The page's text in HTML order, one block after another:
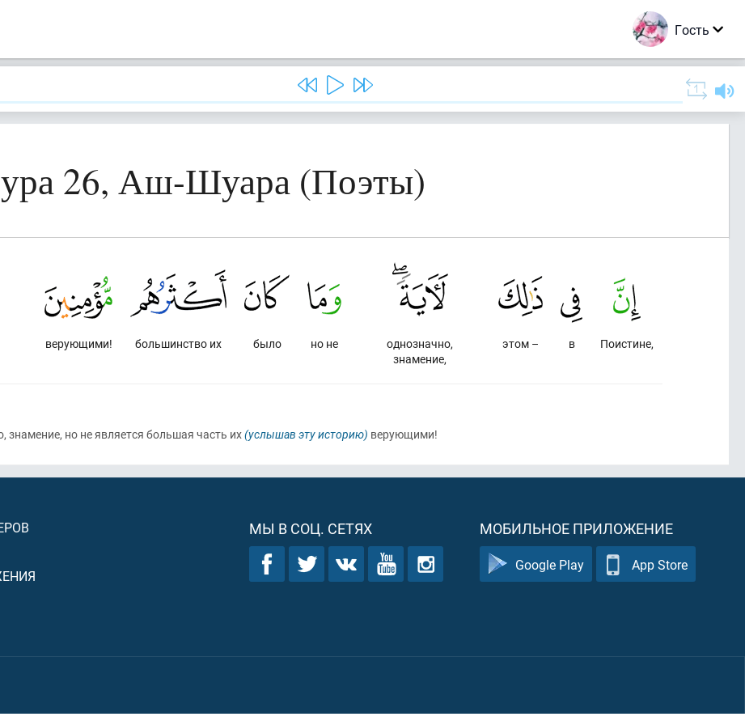
Гость
26, Аш-Шуара (Поэты)
Поистине,
в
этом –
однозначно,
знамение,
но не
было
большинство их
верующими!
знамение, но не является большая часть их(услышав эту историю) верующими!
МЫ В СОЦ. СЕТЯХ МОБИЛЬНОЕ ПРИЛОЖЕНИЕ
Google Play App Store